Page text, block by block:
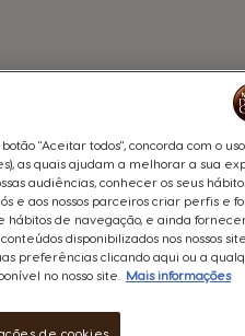
PONTOS
"Aceitar todos", concorda com o
as quais ajudam a melhorar a sua
audiências, conhecer os seus
e aos nossos parceiros criar perfis e
hábitos de navegação, e ainda
disponibilizados nos nossos
preferências clicando aqui ou a
no nosso site.
Mais informações
de cookies